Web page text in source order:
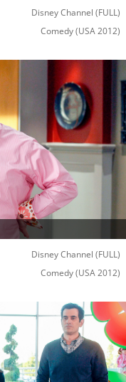
Disney Channel (FULL)
Comedy(USA 2012)
Disney Channel (FULL)
Comedy(USA 2012)